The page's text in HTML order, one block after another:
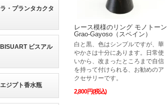
レース模様のリング モノトーン
Grao-Gayoso（スペイン）
白と黒、色はシンプルですが、華
やかさは十分にあります。日常使
いから、改まったところまで自信
を持って付けられる、お勧めのア
クセサリーです。
2,800円(税込)
ラ・プランタカクタ
BISUART ビスアル
エジプト香水瓶